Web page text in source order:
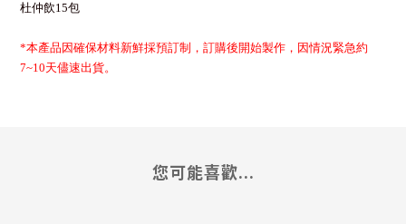
杜仲飲15包
*本產品因確保材料新鮮採預訂制，訂購後開始製作， 因情況緊急約
7~10天儘速出貨。
您可能喜歡...